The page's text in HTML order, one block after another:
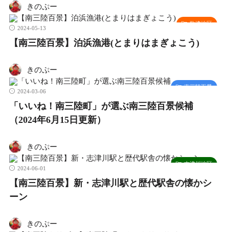
きのぷー
歌津地区
2024-05-13
【南三陸百景】泊浜漁港(とまりはまぎょこう)
きのぷー
南三陸百景
2024-03-06
「いいね！南三陸町」が選ぶ南三陸百景候補
（2024年6月15日更新）
きのぷー
志津川地区
2024-06-01
【南三陸百景】新・志津川駅と歴代駅舎の懐かシ
ーン
きのぷー